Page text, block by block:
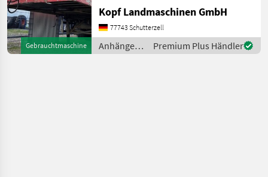
Gebrauchtmaschine
Schubbodenanhänger
Lenkachse / Liftachse
Baujahr 1995 3-Achs
Bereifung 385/65/22, 5 60m³
Kopf Landmaschinen GmbH
77743 Schutterzell
Anhänger /
Sonstige
Premium Plus Händler